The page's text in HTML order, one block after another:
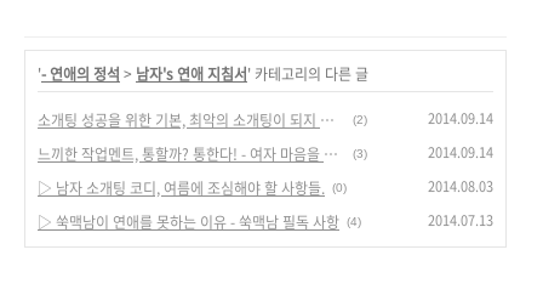
'- 연애의 정석 > 남자's 연애 지침서' 카테고리의 다른 글
소개팅 성공을 위한 기본, 최악의 소개팅이 되지 않는 방법. (2) 2014.09.14
느끼한 작업멘트, 통할까? 통한다! - 여자 마음을 훔치는 말 (3) 2014.09.14
▷ 남자 소개팅 코디, 여름에 조심해야 할 사항들. (0) 2014.08.03
▷ 쑥맥남이 연애를 못하는 이유 - 쑥맥남 필독 사항 (4) 2014.07.13